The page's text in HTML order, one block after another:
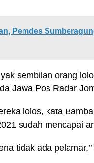
Pemdes
sembilan orang
Jawa Pos Radar
lolos, kata
sudah mencapai
tidak ada